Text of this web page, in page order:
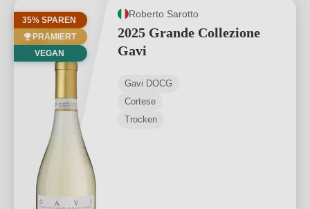
35% SPAREN
PRÄMIERT
VEGAN
Roberto Sarotto
2025 Grande Collezione
Gavi
Gavi DOCG
Cortese
Trocken